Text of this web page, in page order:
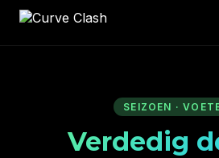
SEIZOEN ·
Verdedig